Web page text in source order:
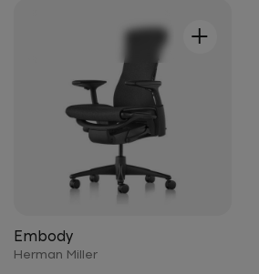
+
Embody
Herman Miller